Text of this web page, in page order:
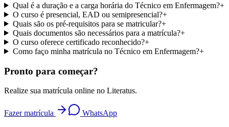
Qual é a duração e a carga horária do Técnico em Enfermagem?+
O curso é presencial, EAD ou semipresencial?+
Quais são os pré-requisitos para se matricular?+
Quais documentos são necessários para a matrícula?+
O curso oferece certificado reconhecido?+
Como faço minha matrícula no Técnico em Enfermagem?+
Pronto para começar?
Realize sua matrícula online no Literatus.
Fazer matrícula WhatsApp